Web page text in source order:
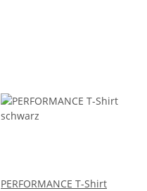
PERFORMANCE T-Shirt